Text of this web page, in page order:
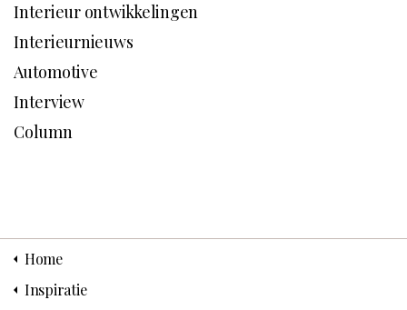
Interieur ontwikkelingen
Interieurnieuws
Automotive
Interview
Column
Home
Inspiratie